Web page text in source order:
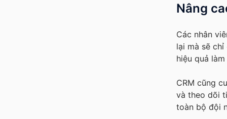
Nâng
Các nhân
lại mà sẽ
hiệu quả
CRM cũng
và theo dõi
toàn bộ đội